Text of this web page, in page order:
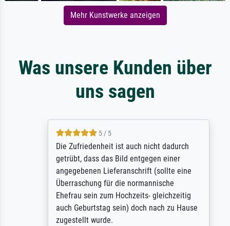
Mehr Kunstwerke anzeigen
Was unsere Kunden über
uns sagen
5 / 5
Die Zufriedenheit ist auch nicht dadurch
getrübt, dass das Bild entgegen einer
angegebenen Lieferanschrift (sollte eine
Überraschung für die normannische
Ehefrau sein zum Hochzeits- gleichzeitig
auch Geburtstag sein) doch nach zu Hause
zugestellt wurde.